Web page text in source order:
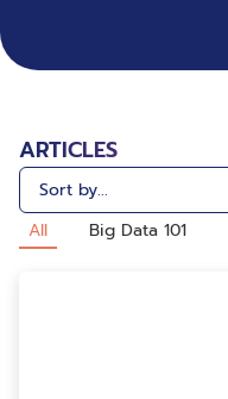
ARTICLES
All Big Data 101